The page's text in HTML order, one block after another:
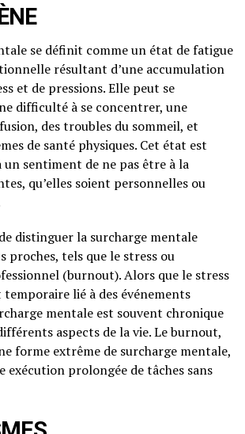
se définit comme un état de fatigue
résultant d’une accumulation
et de pressions. Elle peut se
difficulté à se concentrer, une
des troubles du sommeil, et
de santé physiques. Cet état est
un sentiment de ne pas être à la
qu’elles soient personnelles ou
distinguer la surcharge mentale
proches, tels que le stress ou
(burnout). Alors que le stress
lié à des événements
mentale est souvent chronique
aspects de la vie. Le burnout,
forme extrême de surcharge mentale,
exécution prolongée de tâches sans